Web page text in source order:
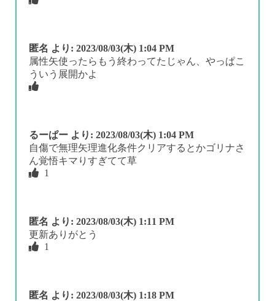
匿名 より: 2023/08/03(木) 1:04 PM
属性矢使ったらもう終わってたじゃん、やっぱこ
ういう展開かよ
るーぱー より: 2023/08/03(木) 1:04 PM
自傷で無理矢理進化条件クリアするとかゴリナさ
ん覚悟キマりすぎてて草
1
匿名 より: 2023/08/03(木) 1:11 PM
更新ありがとう
1
匿名 より: 2023/08/03(木) 1:18 PM